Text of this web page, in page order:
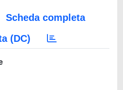
Scheda completa
(DC)